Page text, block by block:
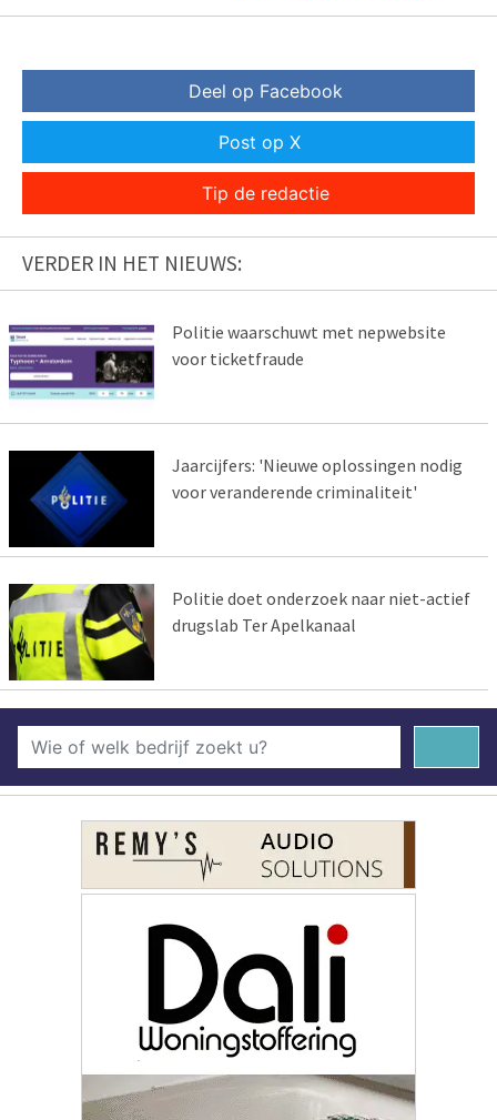
Deel op Facebook
Post op X
Tip de redactie
VERDER IN HET NIEUWS:
Politie waarschuwt met nepwebsite
voor ticketfraude
Jaarcijfers: 'Nieuwe oplossingen nodig
voor veranderende criminaliteit'
Politie doet onderzoek naar niet-actief
drugslab Ter Apelkanaal